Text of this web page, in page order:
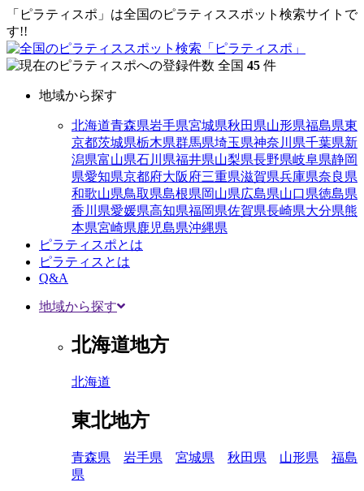
「ピラティスポ」は全国のピラティススポット検索サイトで
す!!
全国 45 件
地域から探す
北海道青森県岩手県宮城県秋田県山形県福島県東
京都茨城県栃木県群馬県埼玉県神奈川県千葉県新
潟県富山県石川県福井県山梨県長野県岐阜県静岡
県愛知県京都府大阪府三重県滋賀県兵庫県奈良県
和歌山県鳥取県島根県岡山県広島県山口県徳島県
香川県愛媛県高知県福岡県佐賀県長崎県大分県熊
本県宮崎県鹿児島県沖縄県
ピラティスポとは
ピラティスとは
Q&A
地域から探す
北海道地方
北海道
東北地方
青森県 岩手県 宮城県 秋田県 山形県
福島
県